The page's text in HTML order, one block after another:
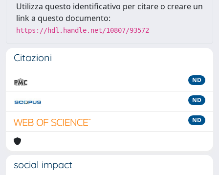
Utilizza questo identificativo per citare o creare un
link a questo documento:
https://hdl.handle.net/10807/93572
Citazioni
ND
ND
ND
social impact